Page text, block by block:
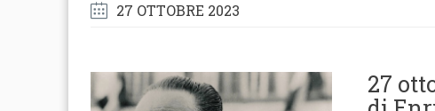
27 OTTOBRE 2023
27